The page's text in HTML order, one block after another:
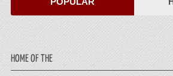
HOME OF THE